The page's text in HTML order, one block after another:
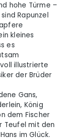
hohe Türme –
Rapunzel
kleines
es
illustrierte
der Brüder
Gans,
König
dem Fischer
Teufel mit den
im Glück.